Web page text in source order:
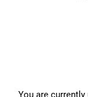
You are